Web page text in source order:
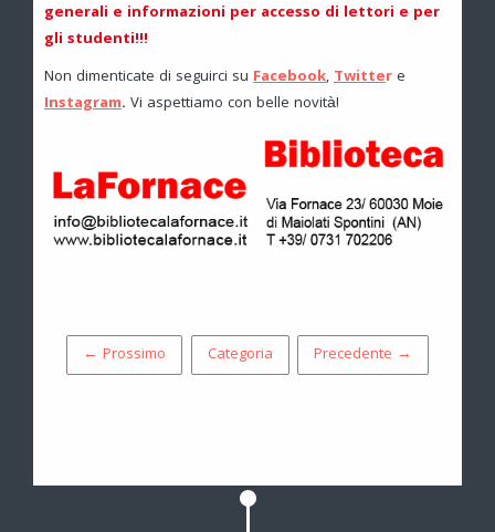
generali e informazioni per accesso di lettori e per
gli studenti!!!
Non dimenticate di seguirci su Facebook,Twitter e
Instagram. Vi aspettiamo con belle novità!
← Prossimo Categoria Precedente →